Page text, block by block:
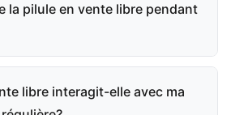
la pilule en vente libre pendant
libre interagit-elle avec ma